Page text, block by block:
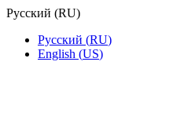
Русский (RU)
Русский (RU)
English (US)